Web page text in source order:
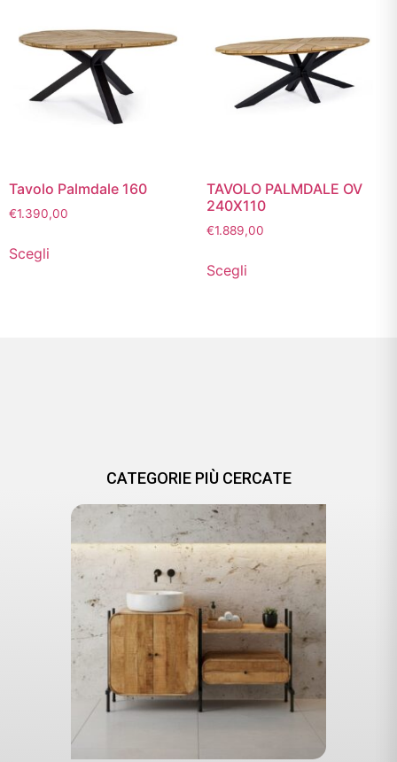
Tavolo Palmdale 160
€1.390,00
Scegli
TAVOLO PALMDALE OV
240X110
€1.889,00
Scegli
CATEGORIE PIÙ CERCATE